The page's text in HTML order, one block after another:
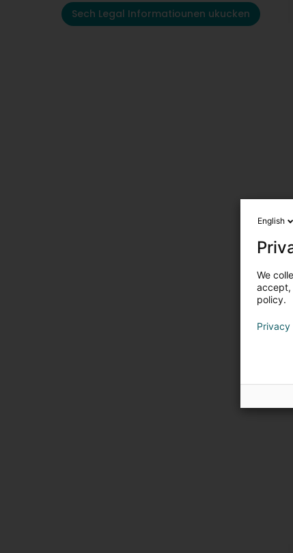
Sech Legal Informatiounen ukucken
English
We
accept,
policy.